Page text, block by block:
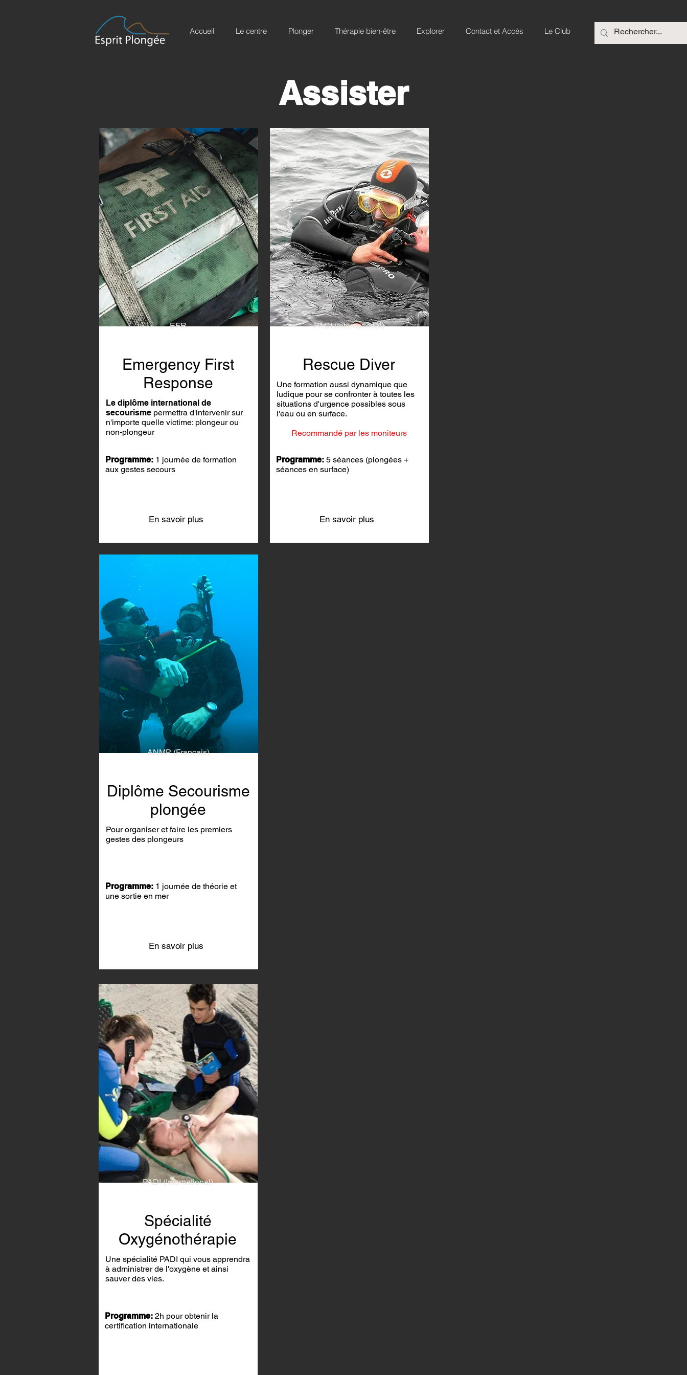
Accueil Le centre Plonger Thérapie bien-être Explorer Contact et Accès Le Club
Assister
EFR
Emergency First
Response
Le diplôme international de
secourismepermettra d'intervenir sur
n'importe quelle victime: plongeur ou
non-plongeur
Programme:1 journée de formation
aux gestes secours
En savoir plus
PADI (International)
Rescue Diver
Une formation aussi dynamique que
ludique pour se confronter à toutes les
situations d'urgence possibles sous
l'eau ou en surface.
Recommandé par les moniteurs
Programme:5 séances (plongées +
séances en surface)
En savoir plus
ANMP (Français)
Diplôme Secourisme
plongée
Pour organiser et faire les premiers
gestes des plongeurs
Programme:1 journée de théorie et
une sortie en mer​
En savoir plus
PADI (International)
Spécialité
Oxygénothérapie
Une spécialité PADI qui vous apprendra
à administrer de l'oxygène et ainsi
sauver des vies.
Programme:2h pour obtenir la
certification internationale​